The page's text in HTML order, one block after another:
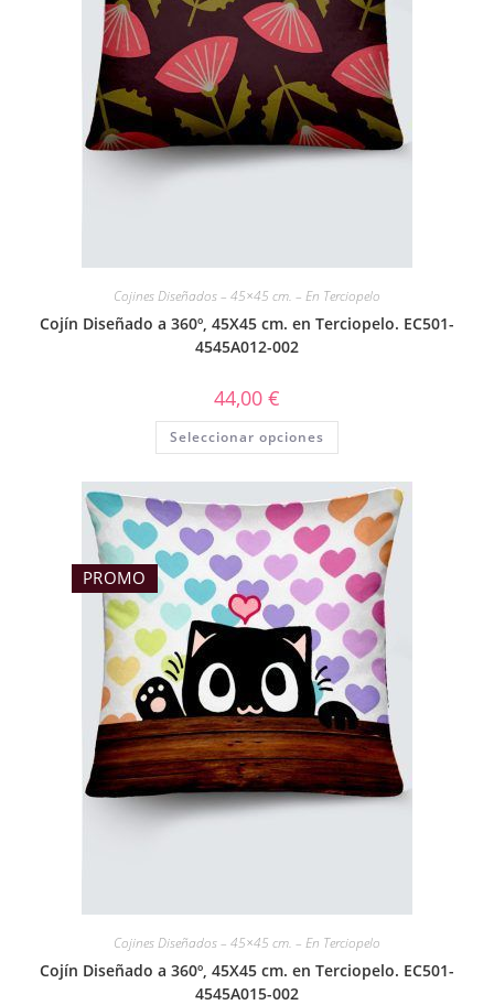
Cojines Diseñados – 45×45 cm. – En Terciopelo
Cojín Diseñado a 360º, 45X45 cm. en Terciopelo. EC501-
4545A012-002
44,00 €
Seleccionar opciones
PROMO
Cojines Diseñados – 45×45 cm. – En Terciopelo
Cojín Diseñado a 360º, 45X45 cm. en Terciopelo. EC501-
4545A015-002